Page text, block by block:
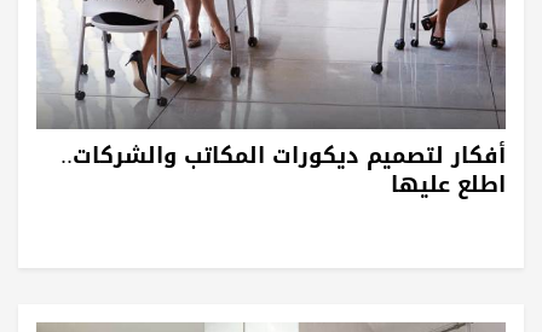
أفكار لتصميم ديكورات المكاتب والشركات..
اطلع عليها